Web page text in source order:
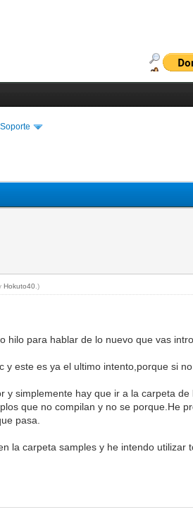
Soporte
Hokuto40 .)
para hablar de lo nuevo que vas
este es ya el ultimo intento,porque si
simplemente hay que ir a la carpeta
que no compilan y no se porque.He
pasa.
la carpeta samples y he intendo